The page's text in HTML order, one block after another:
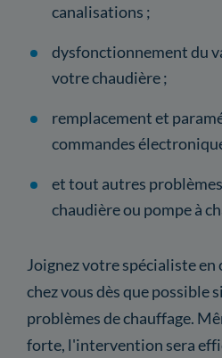
canalisations ;
dysfonctionnement du
votre chaudière ;
remplacement et
commandes
et tout autres
chaudière ou pompe à
Joignez votre spécialiste en
chez vous dès que possible
problèmes de chauffage.
forte, l'intervention sera